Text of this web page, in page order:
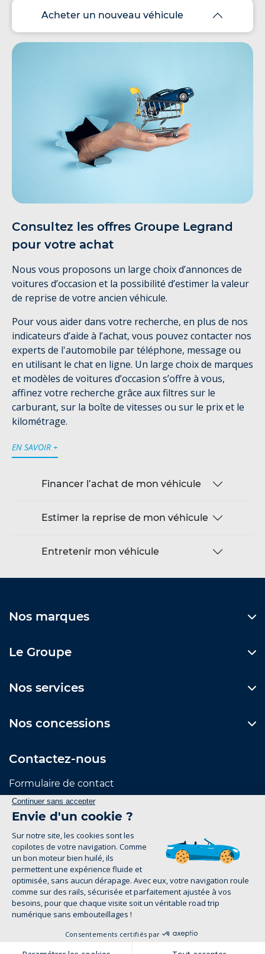
Acheter un nouveau véhicule
Consultez les offres Groupe Legrand
pour votre achat
Nous vous proposons un large choix d’annonces de
voitures d’occasion et la possibilité d’estimer la valeur
de reprise de votre ancien véhicule.
Pour vous aider dans votre recherche, en plus de nos
indicateurs d’aide à l’achat, vous pouvez contacter nos
experts de l'automobile par téléphone, message ou
en utilisant le chat en ligne. Un large choix de marques
et modèles de voitures d’occasion s’offre à vous,
affinez votre recherche grâce aux filtres sur le
carburant, sur la boîte de vitesses ou sur le prix et le
kilométrage.
EN SAVOIR +
Financer l’achat de mon véhicule
Estimer la reprise de mon véhicule
Entretenir mon véhicule
Nos marques
Le Groupe
Nos services
Nos concessions
Contactez-nous
Formulaire de contact
Suivez-nous
Mentions Légales
Politique de confidentialité
groupe-legrand.fr 2026
Pour les trajets courts, privilégiez la marche ou le